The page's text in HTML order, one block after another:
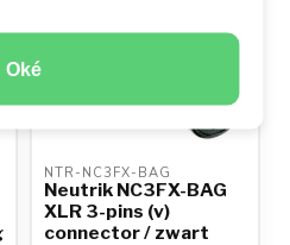
Oké
NTR-NC3FX-BAG
Neutrik NC3FX-BAG
XLR 3-pins (v)
connector / zwart